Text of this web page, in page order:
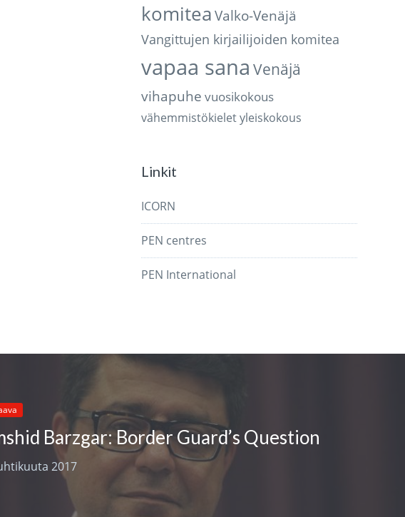
komitea Valko-Venäjä
Vangittujen kirjailijoiden komitea
vapaa sana Venäjä
vihapuhe vuosikokous
vähemmistökieletyleiskokous
Linkit
ICORN
PEN centres
PEN International
Barzgar: Border Guard’s Question
2017